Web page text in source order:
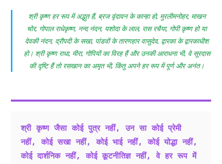
श्री कृष्ण हर रूप में अद्भुत हैं, ब्रज वृंदावन के कान्हा हो, मुरलीमनोहर, माखन
चोर, गोपाल राधेकृष्ण, नन्द नंदन, यशोदा के लाल, रास रचैया, गोपी कृष्ण हो या
देवकी नंदन, द्रौपदी के सखा, पांडवों के तारणहार वासुदेव, द्वारका के द्वारकाधीश
हो। श्री कृष्ण राधा, मीरा, गोपियों का विरह हैं और उनकी आराधना भी, वे सूरदास
की दृष्टि हैं तो रसखान का अमृत भी, किंतु अपने हर रूप में पूर्ण और अनंत।
श्री कृष्ण जैसा कोई पुत्र नहीं, उन सा कोई प्रेमी
नहीं, कोई सखा नहीं, कोई भाई नहीं, कोई योद्धा नहीं,
कोई दार्शनिक नहीं, कोई कूटनीतिज्ञ नहीं, वे हर रूप में